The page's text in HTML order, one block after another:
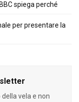
spiega perché
per presentare la
vela e non